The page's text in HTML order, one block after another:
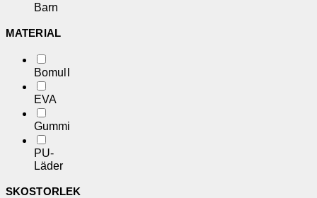
Barn
MATERIAL
Bomull
EVA
Gummi
PU-
Läder
SKOSTORLEK